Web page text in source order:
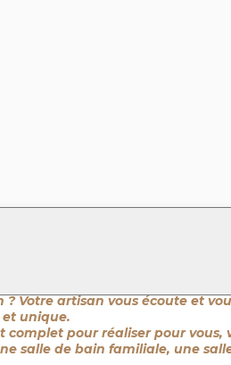
Votre artisan vous écoute et
unique.
pour réaliser pour vous,
salle de bain familiale, une